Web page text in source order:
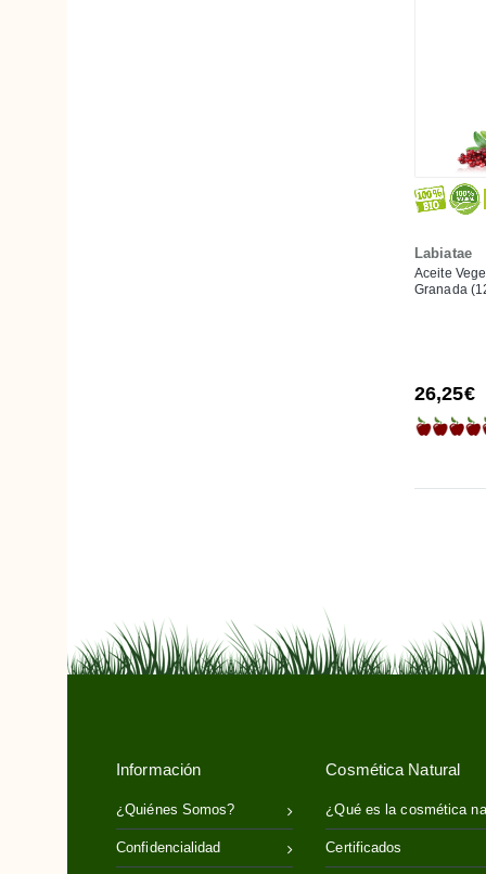
Labiatae
Aceite
Granada
26,25€
Información
¿Quiénes Somos?
Confidencialidad
Cosmética Natural
¿Qué es la cosmética
Certificados